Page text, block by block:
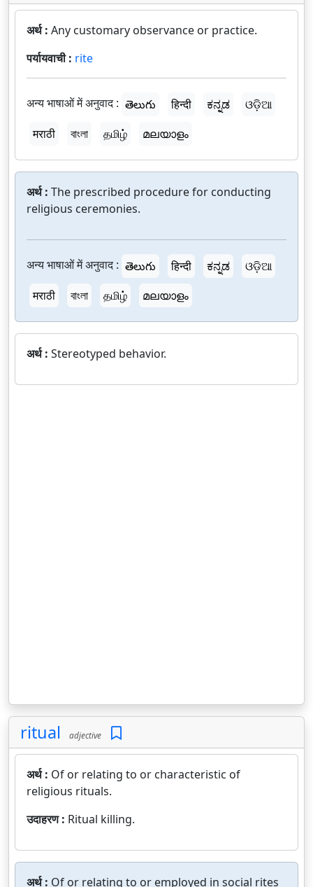
अर्थ : Any customary observance or practice.
पर्यायवाची : rite
अन्य भाषाओं में अनुवाद : తెలుగు हिन्दी ಕನ್ನಡ
ଓଡ଼ିଆ
मराठी
বাংলা தமிழ் മലയാളം
अर्थ : The prescribed procedure for conducting
religious ceremonies.
अन्य भाषाओं में अनुवाद : తెలుగు हिन्दी ಕನ್ನಡ
ଓଡ଼ିଆ
मराठी
বাংলা தமிழ் മലയാളം
अर्थ : Stereotyped behavior.
ritual adjective
अर्थ : Of or relating to or characteristic of
religious rituals.
उदाहरण : Ritual killing.
अर्थ : Of or relating to or employed in social rites